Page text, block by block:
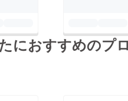
におすすめのプ